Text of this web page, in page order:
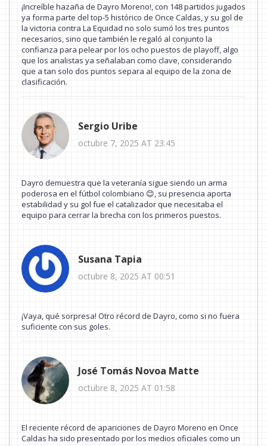
¡Increíble hazaña de Dayro Moreno!, con 148 partidos jugados
ya forma parte del top‑5 histórico de Once Caldas, y su gol de
la victoria contra La Equidad no solo sumó los tres puntos
necesarios, sino que también le regaló al conjunto la
confianza para pelear por los ocho puestos de playoff, algo
que los analistas ya señalaban como clave, considerando
que a tan solo dos puntos separa al equipo de la zona de
clasificación.
Sergio Uribe
octubre 7, 2025 AT 23:45
Dayro demuestra que la veteranía sigue siendo un arma
poderosa en el fútbol colombiano 😊, su presencia aporta
estabilidad y su gol fue el catalizador que necesitaba el
equipo para cerrar la brecha con los primeros puestos.
Susana Tapia
octubre 8, 2025 AT 00:51
¡Vaya, qué sorpresa! Otro récord de Dayro, como si no fuera
suficiente con sus goles.
José Tomás Novoa Matte
octubre 8, 2025 AT 01:58
El reciente récord de apariciones de Dayro Moreno en Once
Caldas ha sido presentado por los medios oficiales como un